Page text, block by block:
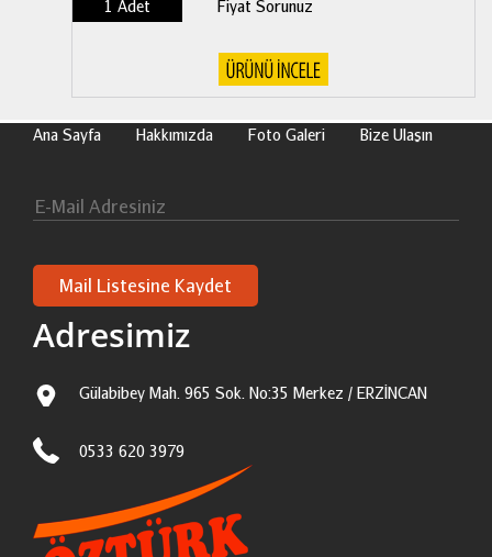
1 Adet Fiyat Sorunuz
Ana Sayfa Hakkımızda Foto Galeri Bize Ulaşın
Adresimiz
Gülabibey Mah. 965 Sok. No:35 Merkez / ERZİNCAN
0533 620 3979